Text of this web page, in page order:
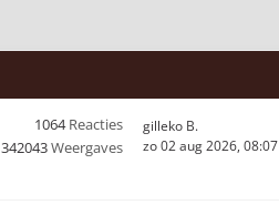
1064Reacties
342043Weergaves
gilleko B.
zo 02 aug 2026, 08:07